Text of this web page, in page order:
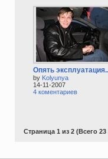
Опять
by Kolyunya
14-11-2007
4 коментариев
Страница 1 из 2 (Всего 23